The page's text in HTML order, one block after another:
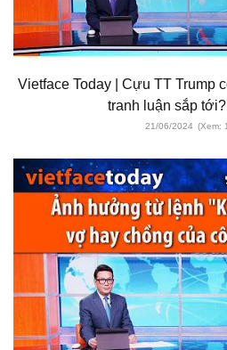
Vietface Today | Cựu TT Trump
tranh luận sắp
21/06/2024 (Xem: